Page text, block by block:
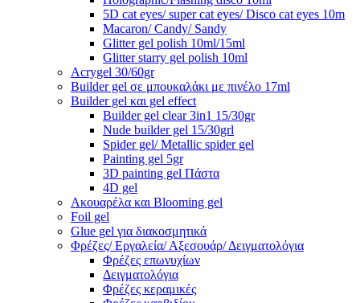
5D cat eyes/ super cat eyes/ Disco cat eyes 10m
Macaron/ Candy/ Sandy
Glitter gel polish 10ml/15ml
Glitter starry gel polish 10ml
Acrygel 30/60gr
Builder gel σε μπουκαλάκι με πινέλο 17ml
Builder gel και gel effect
Builder gel clear 3in1 15/30gr
Nude builder gel 15/30grl
Spider gel/ Metallic spider gel
Painting gel 5gr
3D painting gel Πάστα
4D gel
Ακουαρέλα και Blooming gel
Foil gel
Glue gel για διακοσμητικά
Φρέζες/ Εργαλεία/ Αξεσουάρ/ Δειγματολόγια
Φρέζες επωνυχίων
Δειγματολόγια
Φρέζες κεραμικές